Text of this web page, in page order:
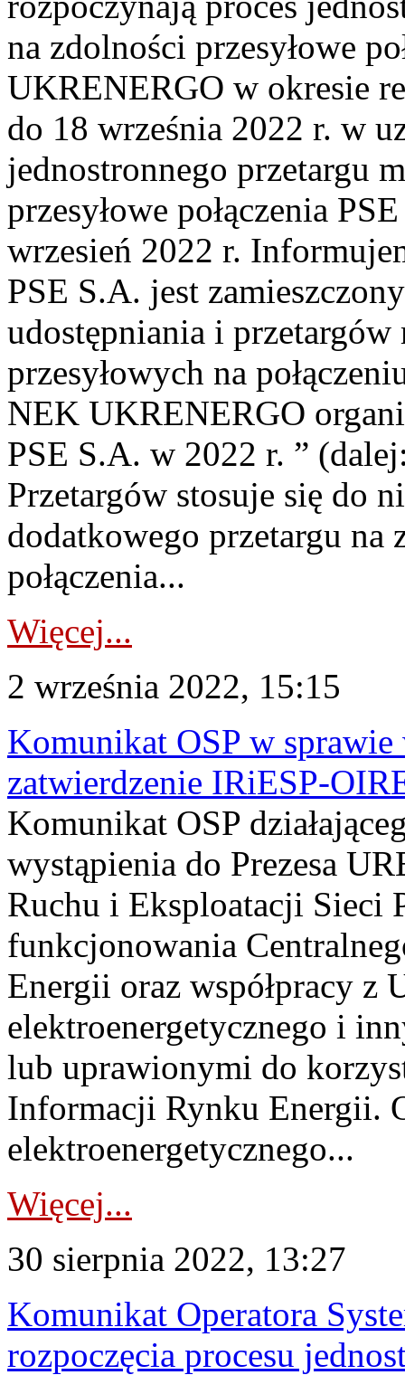
na zdolności przesyłowe
UKRENERGO w okresie
do 18 września 2022 r. w
jednostronnego przetargu
przesyłowe połączenia
wrzesień 2022 r.
PSE S.A. jest
udostępniania i
przesyłowych na
NEK UKRENERGO
PSE S.A. w 2022 r. ”
Przetargów stosuje się do
dodatkowego przetargu na
połączenia...
Więcej...
2 września 2022, 15:15
Komunikat OSP w sprawie
zatwierdzenie IRiESP-
Komunikat OSP
wystąpienia do Prezesa
Ruchu i Eksploatacji Sieci
funkcjonowania
Energii oraz współpracy z
elektroenergetycznego i
lub uprawionymi do
Informacji Rynku Energii.
elektroenergetycznego...
Więcej...
30 sierpnia 2022, 13:27
Komunikat Operatora
rozpoczęcia procesu